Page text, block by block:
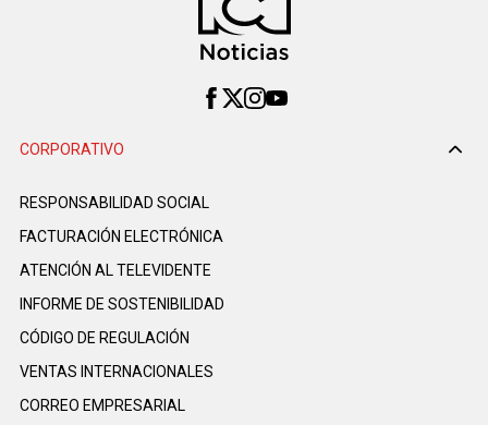
CORPORATIVO
RESPONSABILIDAD SOCIAL
FACTURACIÓN ELECTRÓNICA
ATENCIÓN AL TELEVIDENTE
INFORME DE SOSTENIBILIDAD
CÓDIGO DE REGULACIÓN
VENTAS INTERNACIONALES
CORREO EMPRESARIAL